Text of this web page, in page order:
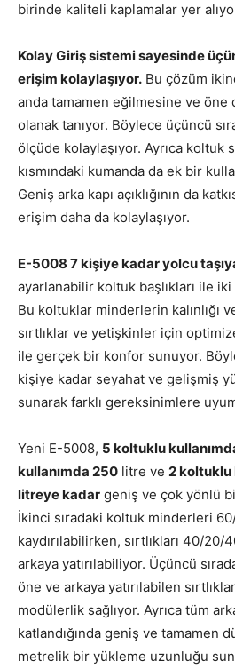
birinde kaliteli kaplamalar yer
Kolay Giriş sistemi sayesinde
erişim kolaylaşıyor. Bu çözüm
anda tamamen eğilmesine ve öne
olanak tanıyor. Böylece üçüncü
ölçüde kolaylaşıyor. Ayrıca koltuk
kısmındaki kumanda da ek bir
Geniş arka kapı açıklığının da
erişim daha da kolaylaşıyor.
E-5008 7 kişiye kadar yolcu
ayarlanabilir koltuk başlıkları ile iki
Bu koltuklar minderlerin kalınlığı
sırtlıklar ve yetişkinler için
ile gerçek bir konfor sunuyor.
kişiye kadar seyahat ve gelişmiş
sunarak farklı gereksinimlere
Yeni E-5008, 5 koltuklu
kullanımda 250 litre ve 2 koltuklu
litreye kadar geniş ve çok yönlü
İkinci sıradaki koltuk minderleri
kaydırılabilirken, sırtlıkları 40/20/
arkaya yatırılabiliyor. Üçüncü
öne ve arkaya yatırılabilen
modülerlik sağlıyor. Ayrıca tüm
katlandığında geniş ve tamamen
metrelik bir yükleme uzunluğu